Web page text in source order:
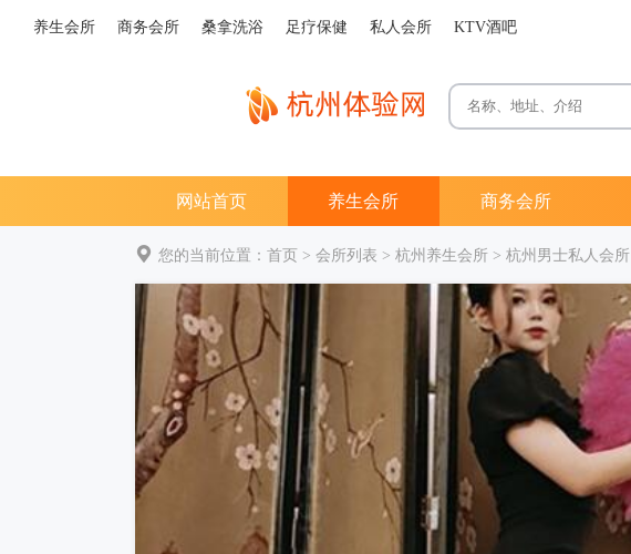
养生会所 商务会所 桑拿洗浴 足疗保健 私人会所 KTV酒吧
网站首页 养生会所 商务会所
您的当前位置： 首页 > 会所列表 > 杭州养生会所 > 杭州男士私人会所